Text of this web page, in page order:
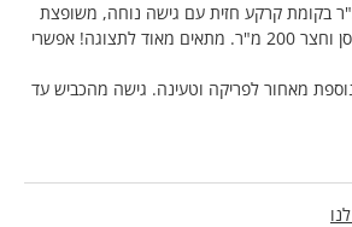
לכל מטרה, 200 מ"ר בקומת קרקע חזית עם גישה נוחה, משופצת
עם גלריה 100 מ"ר למחסן וחצר 200 מ"ר. מתאים מאוד לתצוגה! אפשרי
מאחור לפריקה וטעינה. גישה מהכביש עד